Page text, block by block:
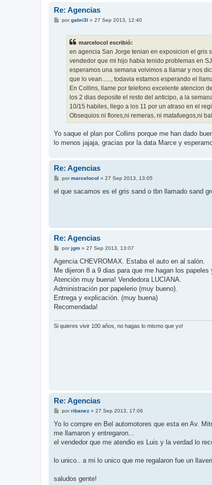
Re: Agencias
Mporgabri3l » 27 Sep 2013, 12:40
marcelocol escribió:
en agencia San Jorge tenian en exposicion el gris
vendedor que mi hijo habia tenido problemas en
esperamos una semana volvimos a llamar y nos
que lo vean......, todavia estamos esperando el
En Collins, llame por telefono excelente atencion
los 2 dias deposite el resto del anticipo, a la
10/15 habiles, llego a los 11 por un atraso en el
Obsequios ni flores,ni remeras, ni matafuegos,ni
Yo saque el plan por Collins porque me han dado
lo menos jajaja, gracias por la data Marce y
Re: Agencias
M
n
pormarcelocol » 27 Sep 2013, 13:05
el que sacamos es el gris sand o tbn llamado sand
Re: Agencias
M
n
s
a
j
porjgm» 27 Sep 2013, 13:07
Agencia CHEVROMAX. Estaba el auto en al salón.
Me dijeron 8 a 9 dias para que me hagan los
Atención muy buena! Vendedora LUCIANA.
Administración por papelerio (muy bueno).
Entrega y explicación. (muy buena)
Recomendada!
Si quieres vivir 100 años, no hagas lo mismo que yo!
Re: Agencias
M
n
a
porribanez» 27 Sep 2013, 17:06
Yo lo compre en Bel automotores que esta en Av.
me llamaron y entregaron...
el vendedor que me atendio es Luis y la verdad lo
lo unico.. a mi lo unico que me regalaron fue un
saludos gente!